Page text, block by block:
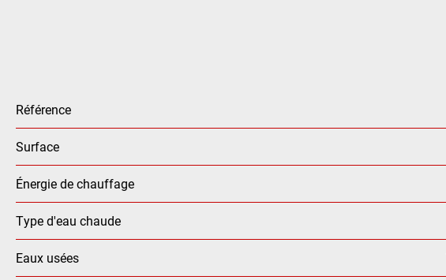
Référence
Surface
Énergie de chauffage
Type d'eau chaude
Eaux usées